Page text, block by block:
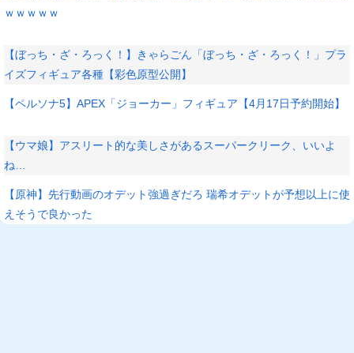
ｗｗｗｗｗ
【ぼっち・ざ・ろっく！】きゃらごん「ぼっち・ざ・ろっく！」プラ
イズフィギュア各種【彩色原型公開】
【ペルソナ5】APEX「ジョーカー」フィギュア【4月17日予約開始】
【ウマ娘】アスリート的な美しさがあるスーパークリーク、いいよ
ね…
【原神】先行動画のオデット強過ぎだろ 瑞希オデットが予想以上に使
えそうで良かった